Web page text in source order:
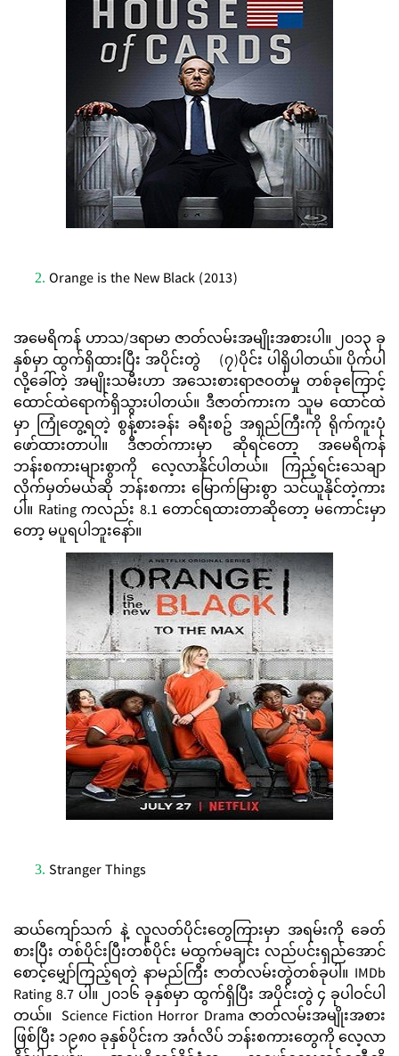
Orange is the New Black (2013)
အမေရိကန် ဟာသ/ဒရာမာ ဇာတ်လမ်းအမျိုးအစားပါ။ ၂၀၁၃ ခု
နှစ်မှာ ထွက်ရှိထားပြီး အပိုင်းတွဲ (၇)ပိုင်း ပါရှိပါတယ်။ ပိုက်ပါ
လို့ခေါ်တဲ့ အမျိုးသမီးဟာ အသေးစားရာဇဝတ်မှု တစ်ခုကြောင့်
ထောင်ထဲရောက်ရှိသွားပါတယ်။ ဒီဇာတ်ကားက သူမ ထောင်ထဲ
မှာ ကြုံတွေ့ရတဲ့ စွန့်စားခန်း ခရီးစဥ် အရှည်ကြီးကို ရိုက်ကူးပုံ
ဖော်ထားတာပါ။ ဒီဇာတ်ကားမှာ ဆိုရင်တော့ အမေရိကန်
ဘန်းစကားများစွာကို လေ့လာနိုင်ပါတယ်။ ကြည့်ရင်းသေချာ
လိုက်မှတ်မယ်ဆို ဘန်းစကား မြောက်မြားစွာ သင်ယူနိုင်တဲ့ကား
ပါ။ Rating ကလည်း 8.1 တောင်ရထားတာဆိုတော့ မကောင်းမှာ
တော့ မပူရပါဘူးနော်။
Stranger Things
ဆယ်ကျော်သက် နဲ့ လူလတ်ပိုင်းတွေကြားမှာ အရမ်းကို ခေတ်
စားပြီး တစ်ပိုင်းပြီးတစ်ပိုင်း မထွက်မချင်း လည်ပင်းရှည်အောင်
စောင့်မျှော်ကြည့်ရတဲ့ နာမည်ကြီး ဇာတ်လမ်းတွဲတစ်ခုပါ။ IMDb
Rating 8.7 ပါ။ ၂၀၁၆ ခုနှစ်မှာ ထွက်ရှိပြီး အပိုင်းတွဲ ၄ ခုပါဝင်ပါ
တယ်။ Science Fiction Horror Drama ဇာတ်လမ်းအမျိုးအစား
ဖြစ်ပြီး ၁၉၈၀ ခုနှစ်ပိုင်းက အင်္ဂလိပ် ဘန်းစကားတွေကို လေ့လာ